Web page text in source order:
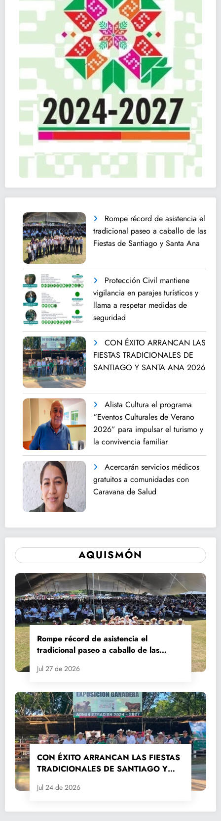
Rompe récord de asistencia el
tradicional paseo a caballo de las
Fiestas de Santiago y Santa Ana
Protección Civil mantiene
vigilancia en parajes turísticos y
llama a respetar medidas de
seguridad
CON ÉXITO ARRANCAN LAS
FIESTAS TRADICIONALES DE
SANTIAGO Y SANTA ANA 2026
Alista Cultura el programa
“Eventos Culturales de Verano
2026” para impulsar el turismo y
la convivencia familiar
Acercarán servicios médicos
gratuitos a comunidades con
Caravana de Salud
AQUISMÓN
Rompe récord de asistencia el
tradicional paseo a caballo de las
Fiestas de Santiago y Santa Ana
Jul 27 de 2026
CON ÉXITO ARRANCAN LAS FIESTAS
TRADICIONALES DE SANTIAGO Y
Jul 24 de 2026